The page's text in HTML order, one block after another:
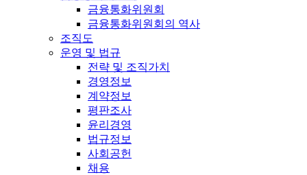
금융통화위원회
금융통화위원회의 역사
조직도
운영 및 법규
전략 및 조직가치
경영정보
계약정보
평판조사
윤리경영
법규정보
사회공헌
채용